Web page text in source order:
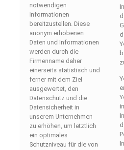
notwendigen
Informationen
bereitzustellen. Diese
anonym erhobenen
Daten und Informationen
werden durch die
Firmenname daher
einerseits statistisch und
ferner mit dem Ziel
ausgewertet, den
Datenschutz und die
Datensicherheit in
unserem Unternehmen
zu erhöhen, um letztlich
ein optimales
Schutzniveau für die von